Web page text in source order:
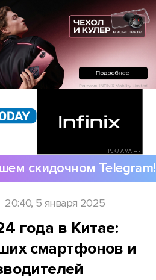
РЕКЛАМА •••
скидочном Telegram!
20:40, 5 января 2025
года в Китае:
смартфонов и